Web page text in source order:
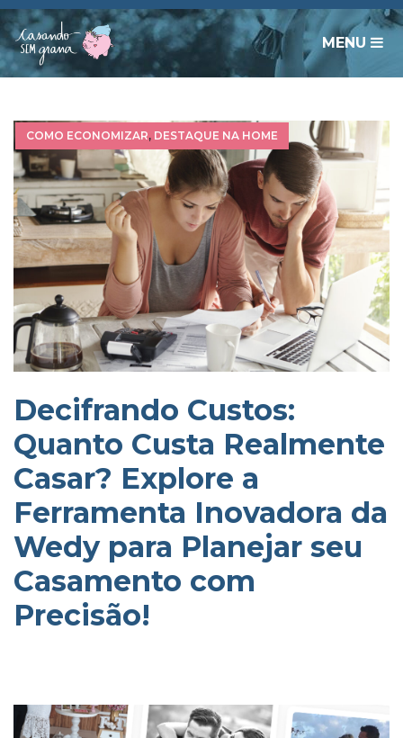
MENU
COMO ECONOMIZAR, DESTAQUE NA HOME
Decifrando Custos:
Quanto Custa Realmente
Casar? Explore a
Ferramenta Inovadora da
Wedy para Planejar seu
Casamento com
Precisão!